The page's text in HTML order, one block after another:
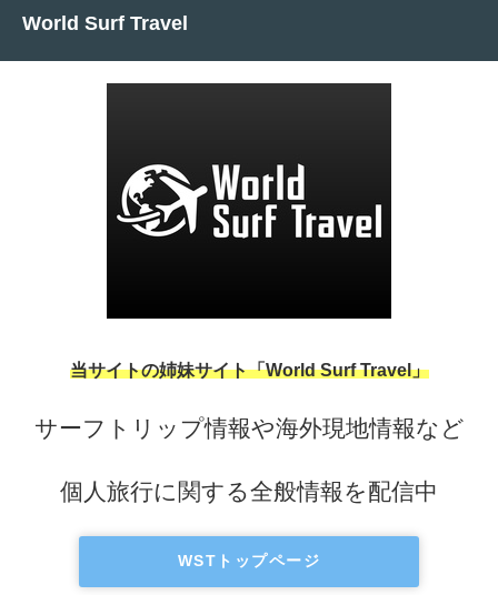
World Surf Travel
当サイトの姉妹サイト「World Surf Travel」
サーフトリップ情報や海外現地情報など
個人旅行に関する全般情報を配信中
WSTトップページ